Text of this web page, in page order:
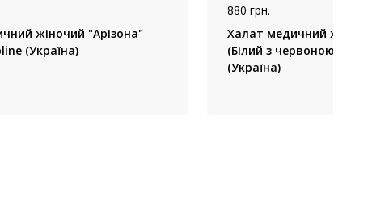
жіночий "Арізона"
(Україна)
880 грн.
Халат медичний
(Білий з червоною
(Україна)